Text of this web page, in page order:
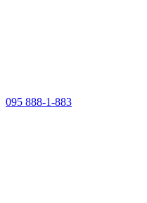
095 888-1-883